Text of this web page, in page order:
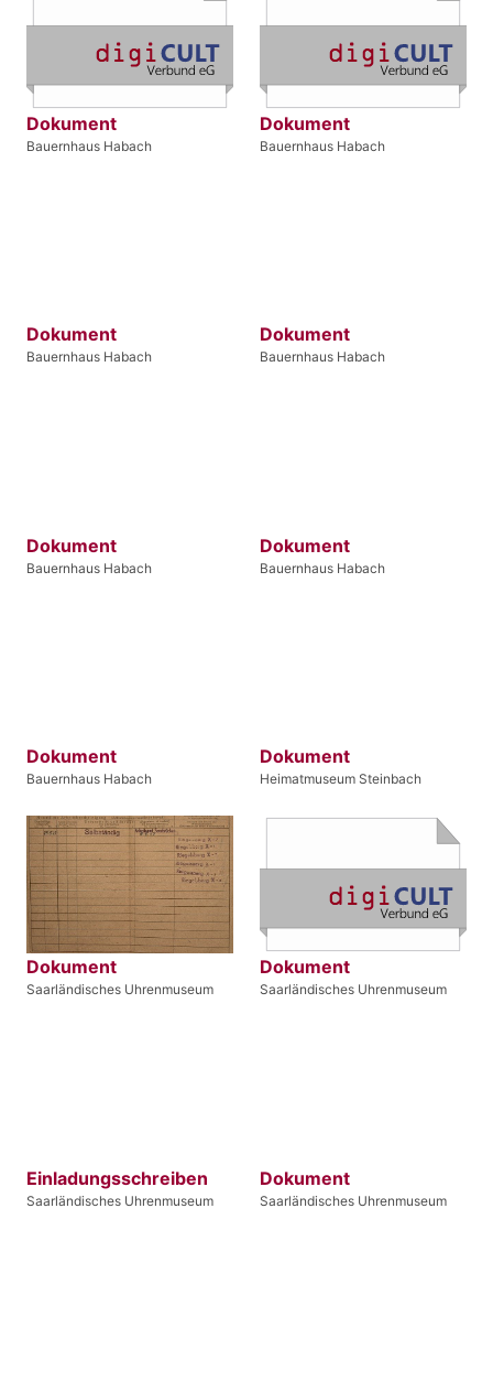
Dokument
Bauernhaus Habach
Dokument
Bauernhaus Habach
Dokument
Bauernhaus Habach
Dokument
Bauernhaus Habach
Dokument
Bauernhaus Habach
Dokument
Bauernhaus Habach
Dokument
Bauernhaus Habach
Dokument
Heimatmuseum Steinbach
Dokument
Saarländisches Uhrenmuseum
Dokument
Saarländisches Uhrenmuseum
Einladungsschreiben
Saarländisches Uhrenmuseum
Dokument
Saarländisches Uhrenmuseum